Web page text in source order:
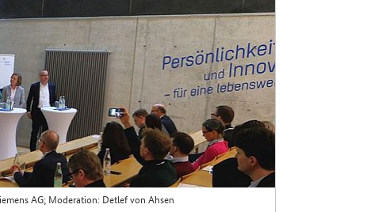
AG; Moderation: Detlef von Ahsen